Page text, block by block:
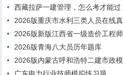
西藏拉萨一建管理，怎么考才能过
2026版重庆市水利三类人员在线
2026版新版江西省一级造价工程
2026版青海八大员历年题库
2026版内蒙古呼和浩特二建市政